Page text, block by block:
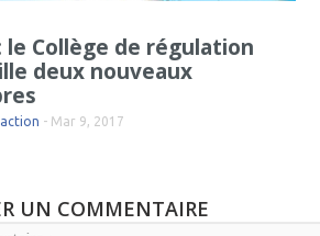
le Collège de régulation
deux nouveaux
- Mar 9, 2017
UN COMMENTAIRE